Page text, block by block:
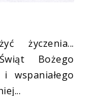
życzenia...
Bożego
wspaniałego